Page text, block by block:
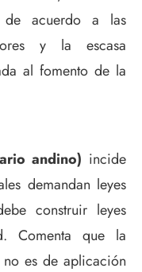
de acuerdo a las
y la escasa
al fomento de la
andino) incide
demandan leyes
construir leyes
Comenta que la
es de aplicación